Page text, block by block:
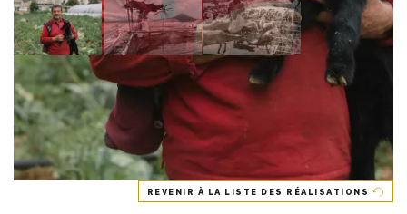
REVENIR À LA LISTE DES RÉALISATIONS